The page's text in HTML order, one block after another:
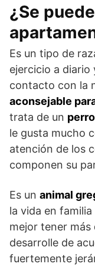
¿Se
Es un tipo de
ejercicio a
contacto con la
aconsejable
trata de un
le gusta mucho
atención de los
componen su
Es un animal
la vida en
mejor tener más
desarrolle de
fuertemente